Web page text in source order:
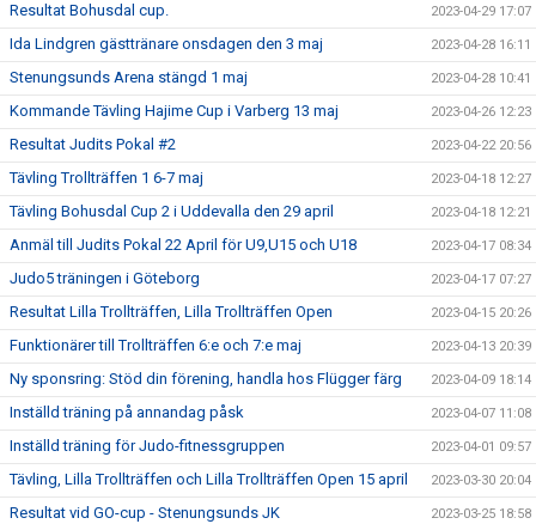
Resultat Bohusdal cup. 2023-04-29 17:07
Ida Lindgren gästtränare onsdagen den 3 maj 2023-04-28 16:11
Stenungsunds Arena stängd 1 maj 2023-04-28 10:41
Kommande Tävling Hajime Cup i Varberg 13 maj 2023-04-26 12:23
Resultat Judits Pokal #2 2023-04-22 20:56
Tävling Trollträffen 1 6-7 maj 2023-04-18 12:27
Tävling Bohusdal Cup 2 i Uddevalla den 29 april 2023-04-18 12:21
Anmäl till Judits Pokal 22 April för U9,U15 och U18 2023-04-17 08:34
Judo5 träningen i Göteborg 2023-04-17 07:27
Resultat Lilla Trollträffen, Lilla Trollträffen Open 2023-04-15 20:26
Funktionärer till Trollträffen 6:e och 7:e maj 2023-04-13 20:39
Ny sponsring: Stöd din förening, handla hos Flügger färg 2023-04-09 18:14
Inställd träning på annandag påsk 2023-04-07 11:08
Inställd träning för Judo-fitnessgruppen 2023-04-01 09:57
Tävling, Lilla Trollträffen och Lilla Trollträffen Open 15 april 2023-03-30 20:04
Resultat vid GO-cup - Stenungsunds JK 2023-03-25 18:58